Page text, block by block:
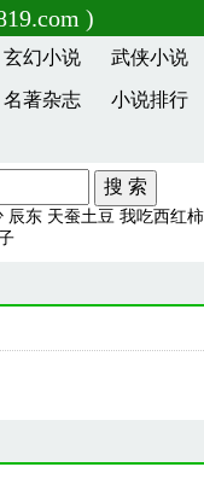
)
玄幻小说 武侠小说
名著杂志 小说排行
辰东 天蚕土豆 我吃西红柿